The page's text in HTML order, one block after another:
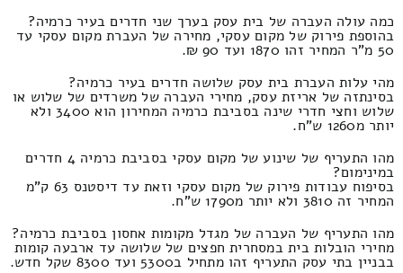
כמה עולה העברה של בית עסק בערך שני חדרים בעיר כרמיה?
בהוספת פירוק של מקום עסקי, מחירה של העברת מקום עסקי עד
50 מ"ר המחיר זהו 1870 ועד 90 ₪.
מהי עלות העברת בית עסק שלושה חדרים בעיר כרמיה?
בסינתזה של אריזת עסק, מחירי העברה של משרדים של שלוש או
שלוש וחצי חדרי שינה בסביבת כרמיה המחירון הוא 3400 ולא
יותר מ1260 ש"ח.
מהו התעריף של שינוע של מקום עסקי בסביבת כרמיה 4 חדרים
במינימום?
בסיפוח עבודות פירוק של מקום עסקי וזאת עד דיסטנס 63 ק"מ
המחיר זה 3810 ולא יותר מ1790 ש"ח.
מהו התעריף של העברה של מגדל מקומות אחסון בסביבת כרמיה?
מחירי הובלות בית במסחרית חפצים של שלושה עד ארבעה קומות
בבניין בתי עסק התעריף זהו מתחיל ב5300 ועד 8300 שקל חדש.